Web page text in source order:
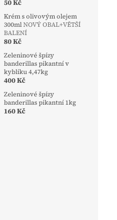
50 Kč
Krém s olivovým olejem
300mlNOVÝ OBAL+VĚTŠÍ
BALENÍ
80 Kč
Zeleninové špízy
banderillas pikantní v
kyblíku 4,47kg
400 Kč
Zeleninové špízy
banderillas pikantní 1kg
160 Kč